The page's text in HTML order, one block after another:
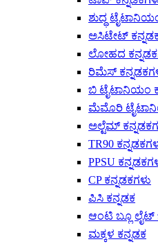
ಶುದ್ಧ
ಅಸಿಟೇಟ್
ಲೋಹದ
ರಿಮೆಸ್
ಬಿ ಟೈಟಾನಿಯಂ
ಮೆಮೊರಿ
ಅಲ್ಟೆಮ್
TR90
PPSU
CP ಕನ್ನಡಕಗಳು
ಪಿಸಿ ಕನ್ನಡಕ
ಆಂಟಿ ಬ್ಲೂ ಲೈಟ್
ಮಕ್ಕಳ ಕನ್ನಡಕ